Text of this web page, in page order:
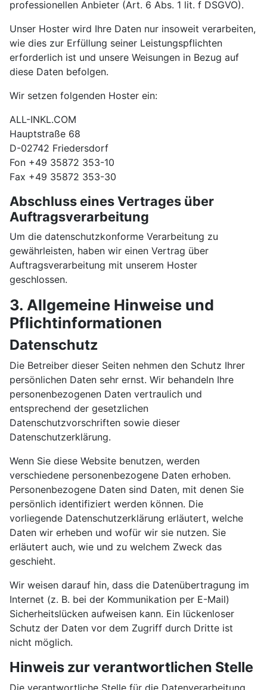
professionellen Anbieter (Art. 6 Abs. 1 lit. f DSGVO).
Unser Hoster wird Ihre Daten nur insoweit verarbeiten,
wie dies zur Erfüllung seiner Leistungspflichten
erforderlich ist und unsere Weisungen in Bezug auf
diese Daten befolgen.
Wir setzen folgenden Hoster ein:
ALL-INKL.COM
Hauptstraße 68
D-02742 Friedersdorf
Fon +49 35872 353-10
Fax +49 35872 353-30
Abschluss eines Vertrages über
Auftragsverarbeitung
Um die datenschutzkonforme Verarbeitung zu
gewährleisten, haben wir einen Vertrag über
Auftragsverarbeitung mit unserem Hoster
geschlossen.
3. Allgemeine Hinweise und
Pflicht­informationen
Datenschutz
Die Betreiber dieser Seiten nehmen den Schutz Ihrer
persönlichen Daten sehr ernst. Wir behandeln Ihre
personenbezogenen Daten vertraulich und
entsprechend der gesetzlichen
Datenschutzvorschriften sowie dieser
Datenschutzerklärung.
Wenn Sie diese Website benutzen, werden
verschiedene personenbezogene Daten erhoben.
Personenbezogene Daten sind Daten, mit denen Sie
persönlich identifiziert werden können. Die
vorliegende Datenschutzerklärung erläutert, welche
Daten wir erheben und wofür wir sie nutzen. Sie
erläutert auch, wie und zu welchem Zweck das
geschieht.
Wir weisen darauf hin, dass die Datenübertragung im
Internet (z. B. bei der Kommunikation per E-Mail)
Sicherheitslücken aufweisen kann. Ein lückenloser
Schutz der Daten vor dem Zugriff durch Dritte ist
nicht möglich.
Hinweis zur verantwortlichen Stelle
Die verantwortliche Stelle für die Datenverarbeitung